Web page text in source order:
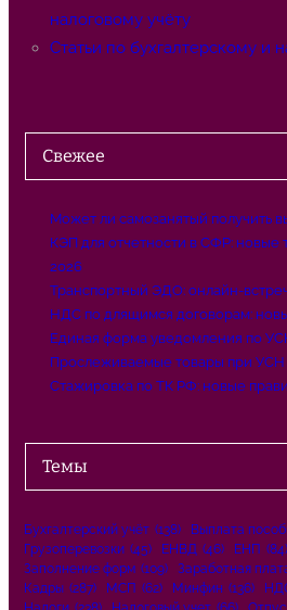
налоговому учёту
Статьи по бухгалтерскому и
Свежее
Может ли самозанятый получить
КЭП для отчетности в СФР: новые
2026
Транспортный ЭДО: онлайн-
НДС по длящимся договорам:
Единая форма уведомления по
Прослеживаемые товары при
Стажировка по ТК РФ: новые
Темы
Бухгалтерский учёт (138) Выплата
Грузоперевозки (45) ЕНВД (46) ЕНП (84)
Заполнение форм (109) Заработная
Кадры (287) МСП (62) Минфин (136)